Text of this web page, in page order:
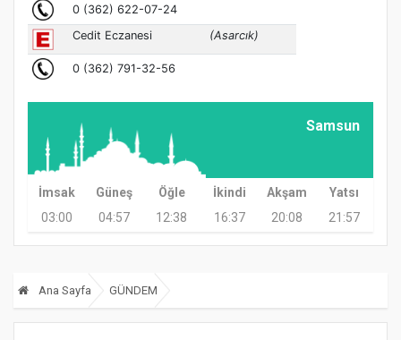
Samsun
İmsak Güneş Öğle İkindi Akşam
Yatsı
03:00
04:57 12:38 16:37 20:08 21:57
Ana Sayfa GÜNDEM